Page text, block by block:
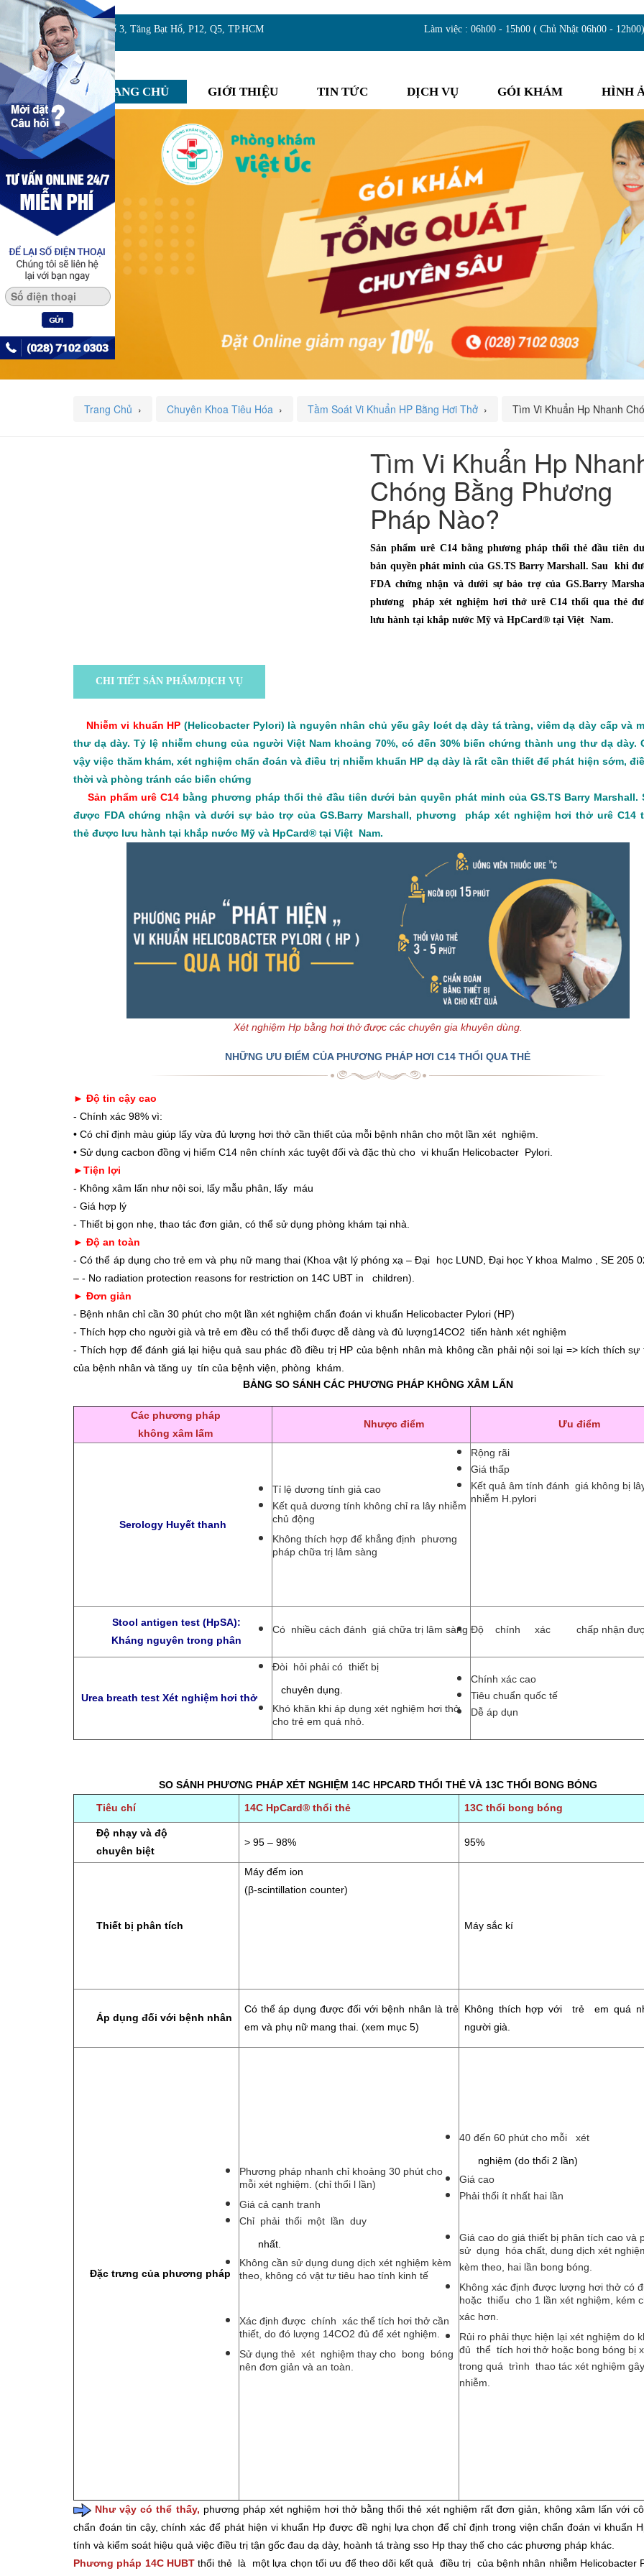
Địa chỉ:Số 3, Tăng Bạt Hổ, P12, Q5, TP.HCM Làm việc : 06h00 - 15h00 ( Chủ Nhật 06h00 - 12h00)
TRANG CHỦ GIỚI THIỆU TIN TỨC DỊCH VỤ GÓI KHÁM HÌNH
Trang Chủ › Chuyên Khoa Tiêu Hóa › Tầm Soát Vi Khuẩn HP Bằng Hơi Thở › Tìm Vi Khuẩn Hp Nhanh
Tìm Vi Khuẩn Hp
Chóng Bằng Phương
Pháp Nào?
Sản phẩm urê C14 bằng phương pháp thổi thẻ đầu tiên
bản quyền phát minh của GS.TS Barry Marshall. Sau khi
FDA chứng nhận và dưới sự bảo trợ của GS.Barry
phương pháp xét nghiệm hơi thở urê C14 thổi qua thẻ
lưu hành tại khắp nước Mỹ và HpCard® tại Việt Nam.
CHI TIẾT SẢN PHẨM/DỊCH VỤ
Nhiễm vi khuẩn HP (Helicobacter Pylori) là nguyên nhân chủ yếu gây loét dạ dày tá tràng, viêm dạ dày cấp và
thư dạ dày. Tỷ lệ nhiễm chung của người Việt Nam khoảng 70%, có đến 30% biến chứng thành ung thư dạ dày.
vậy việc thăm khám, xét nghiệm chẩn đoán và điều trị nhiễm khuẩn HP dạ dày là rất cần thiết để phát hiện sớm,
thời và phòng tránh các biến chứng
Sản phẩm urê C14bằng phương pháp thổi thẻ đầu tiên dưới bản quyền phát minh của GS.TS Barry Marshall.
được FDA chứng nhận và dưới sự bảo trợ của GS.Barry Marshall, phương pháp xét nghiệm hơi thở urê C14
thẻ được lưu hành tại khắp nước Mỹ và HpCard® tại Việt Nam.
Xét nghiệm Hp bằng hơi thở được các chuyên gia khuyên dùng.
NHỮNG ƯU ĐIỂM CỦA PHƯƠNG PHÁP HƠI C14 THỔI QUA THẺ
► Độ tin cậy cao
- Chính xác 98% vì:
• Có chỉ định màu giúp lấy vừa đủ lượng hơi thở cần thiết của mỗi bệnh nhân cho một lần xét nghiệm.
• Sử dụng cacbon đồng vị hiếm C14 nên chính xác tuyệt đối và đặc thù cho vi khuẩn Helicobacter Pylori.
►Tiện lợi
- Không xâm lấn như nội soi, lấy mẫu phân, lấy máu
- Giá hợp lý
- Thiết bị gọn nhẹ, thao tác đơn giản, có thể sử dụng phòng khám tại nhà.
► Độ an toàn
- Có thể áp dụng cho trẻ em và phụ nữ mang thai (Khoa vật lý phóng xạ – Đại học LUND, Đại học Y khoa Malmo , SE 205
– - No radiation protection reasons for restriction on 14C UBT in children).
► Đơn giản
- Bệnh nhân chỉ cần 30 phút cho một lần xét nghiệm chẩn đoán vi khuẩn Helicobacter Pylori (HP)
- Thích hợp cho người già và trẻ em đều có thể thổi được dễ dàng và đủ lượng14CO2 tiến hành xét nghiệm
- Thích hợp để đánh giá lại hiệu quả sau phác đồ điều trị HP của bệnh nhân mà không cần phải nội soi lại => kích thích sự
của bệnh nhân và tăng uy tín của bệnh viện, phòng khám.
BẢNG SO SÁNH CÁC PHƯƠNG PHÁP KHÔNG XÂM LẤN
Các phương pháp
không xâm lấm
Nhược điểm Ưu điểm
Serology Huyết thanh
Tỉ lệ dương tính giả cao
Kết quả dương tính không chỉ ra lây nhiễm
chủ động
Không thích hợp để khẳng định phương
pháp chữa trị lâm sàng
Rộng rãi
Giá thấp
Kết quả âm tính đánh giá không bị
nhiễm H.pylori
Stool antigen test (HpSA):
Kháng nguyên trong phân
Có nhiều cách đánh giá chữa trị lâm sàng Độ chính xác chấp nhận
Urea breath test Xét nghiệm hơi thở
Đòi hỏi phải có thiết bị
chuyên dụng.
Khó khăn khi áp dụng xét nghiệm hơi thở
cho trẻ em quá nhỏ.
Chính xác cao
Tiêu chuẩn quốc tế
Dễ áp dụn
SO SÁNH PHƯƠNG PHÁP XÉT NGHIỆM 14C HPCARD THỔI THẺ VÀ 13C THỔI BONG BÓNG
Tiêu chí
14C HpCard® thổi thẻ 13C thổi bong bóng
Độ nhạy và độ
chuyên biệt
> 95 – 98% 95%
Thiết bị phân tích
Máy đếm ion
(β-scintillation counter)
Máy sắc kí
Áp dụng đối với bệnh nhân
Có thể áp dụng được đối với bệnh nhân là trẻ
em và phụ nữ mang thai. (xem mục 5)
Không thích hợp với trẻ em quá
người già.
Đặc trưng của phương pháp
Phương pháp nhanh chỉ khoảng 30 phút cho
mỗi xét nghiệm. (chỉ thổi l lần)
Giá cả cạnh tranh
Chỉ phải thổi một lần duy
nhất.
Không cần sử dụng dung dịch xét nghiệm kèm
theo, không có vật tư tiêu hao tính kinh tế
Xác định được chính xác thể tích hơi thở cần
thiết, do đó lượng 14CO2 đủ để xét nghiệm.
Sử dụng thẻ xét nghiệm thay cho bong bóng
nên đơn giản và an toàn.
40 đến 60 phút cho mỗi xét
nghiệm (do thổi 2 lần)
Giá cao
Phải thổi ít nhất hai lần
Giá cao do giá thiết bị phân tích cao và
sử dụng hóa chất, dung dịch xét
kèm theo, hai lần bong bóng.
Không xác định được lượng hơi thở có
hoặc thiếu cho 1 lần xét nghiệm, kém
xác hơn.
Rủi ro phải thực hiện lại xét nghiệm do
đủ thể tích hơi thở hoặc bong bóng bị
trong quá trình thao tác xét nghiệm
nhiễm.
Như vậy có thể thấy, phương pháp xét nghiệm hơi thở bằng thổi thẻ xét nghiệm rất đơn giản, không xâm lấn với
chẩn đoán tin cậy, chính xác để phát hiện vi khuẩn Hp được đề nghị lựa chọn để chỉ định trong viện chẩn đoán vi khuẩn
tính và kiểm soát hiệu quả việc điều trị tận gốc đau dạ dày, hoành tá tràng sso Hp thay thế cho các phương pháp khác.
Phương pháp 14C HUBTthổi thẻ là một lựa chọn tối ưu để theo dõi kết quả điều trị của bệnh nhân nhiễm Helicobacter